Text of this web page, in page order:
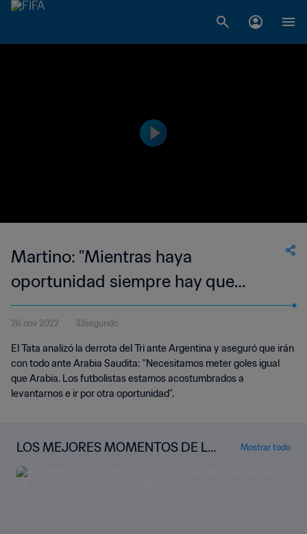
Martino: "Mientras haya
oportunidad siempre hay que
intentarlo"
26 nov 2022 33segundo
El Tata analizó la derrota del Tri ante Argentina y aseguró que irán
con todo ante Arabia Saudita: "Necesitamos meter goles igual
que Arabia. Los futbolistas estamos acostumbrados a
levantarnos e ir por otra oportunidad".
LOS MEJORES MOMENTOS DE LA
COPA MUNDIAL
Mostrar todo